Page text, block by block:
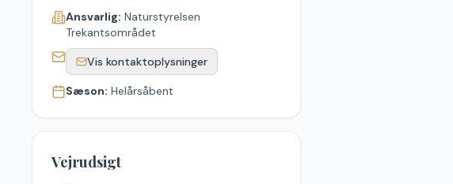
Ansvarlig: Naturstyrelsen
Trekantsområdet
Vis kontaktoplysninger
Sæson: Helårsåbent
Vejrudsigt